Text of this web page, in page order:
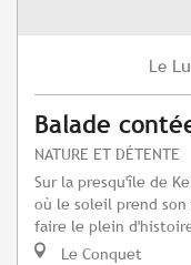
Le
Balade
NATURE ET DÉTENTE
Sur la presqu'île de
où le soleil prend
faire le plein
Le Conquet